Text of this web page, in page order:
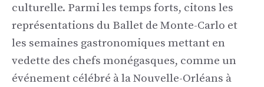
culturelle. Parmi les temps forts, citons les
représentations du Ballet de Monte-Carlo et
les semaines gastronomiques mettant en
vedette des chefs monégasques, comme un
événement célébré à la Nouvelle-Orléans à